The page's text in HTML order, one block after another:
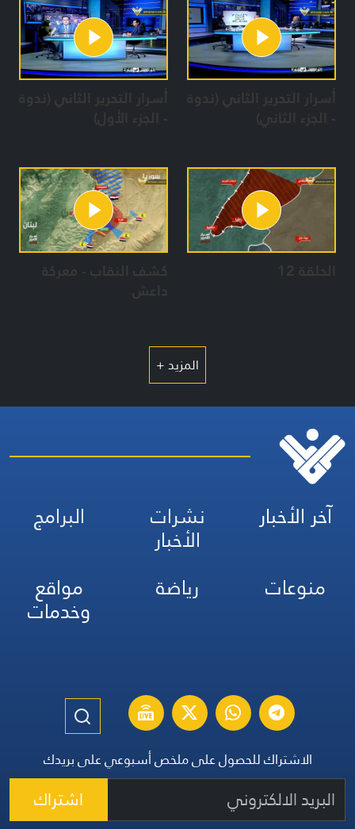
أسرار التحرير الثاني (ندوة
- الجزء الثاني)
أسرار التحرير الثاني (ندوة
- الجزء الأول)
الحلقة 12 كشف النقاب - معركة
داعش
المزيد +
آخر الأخبار نشرات
الأخبار
البرامج
منوعات
رياضة مواقع
وخدمات
الاشتراك للحصول على ملخص أسبوعي على بريدك
اشتراك